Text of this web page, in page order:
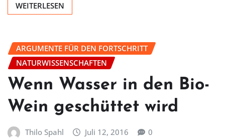
WEITERLESEN
ARGUMENTE FÜR DEN FORTSCHRITT
NATURWISSENSCHAFTEN
Wenn Wasser in den Bio-
Wein geschüttet wird
Thilo Spahl Juli 12, 2016 0